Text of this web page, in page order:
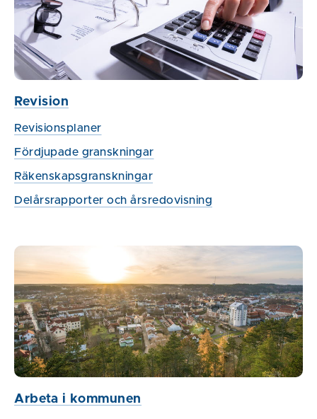
Revision
Revisionsplaner
Fördjupade granskningar
Räkenskapsgranskningar
Delårsrapporter och årsredovisning
Arbeta i kommunen